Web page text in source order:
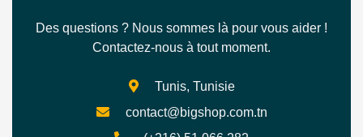
Des questions ? Nous sommes là pour vous aider !
Contactez-nous à tout moment.
Tunis, Tunisie
contact@bigshop.com.tn